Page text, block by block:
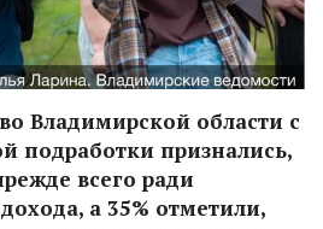
Владимирской области с
подработки признались,
всего ради
а 35% отметили,